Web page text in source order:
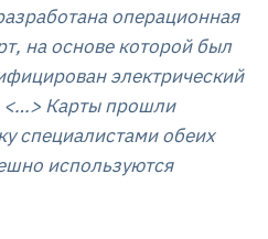
операционная
на основе которой был
электрический
Карты прошли
специалистами обеих
используются